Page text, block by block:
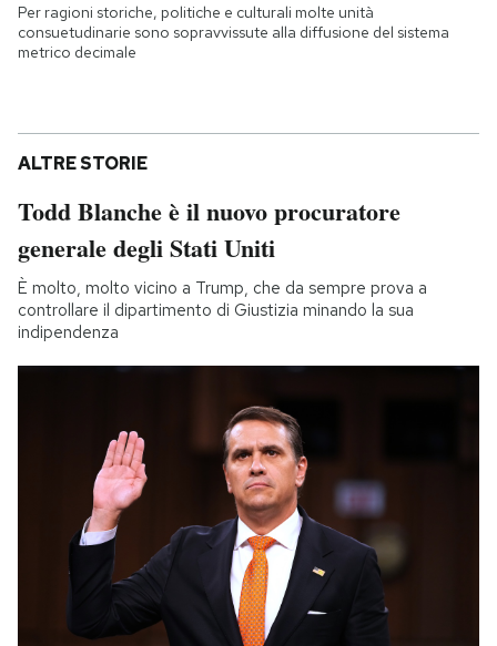
Per ragioni storiche, politiche e culturali molte unità
consuetudinarie sono sopravvissute alla diffusione del sistema
metrico decimale
ALTRE STORIE
Todd Blanche è il nuovo procuratore
generale degli Stati Uniti
È molto, molto vicino a Trump, che da sempre prova a
controllare il dipartimento di Giustizia minando la sua
indipendenza